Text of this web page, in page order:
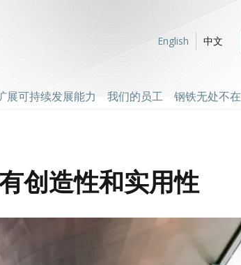
English
中文
展可持续发展能力 我们的员工 钢铁无处不在
创造性和实用性